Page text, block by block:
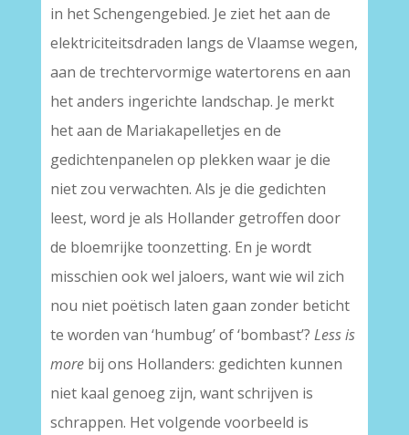
in het Schengengebied. Je ziet het aan de
elektriciteitsdraden langs de Vlaamse wegen,
aan de trechtervormige watertorens en aan
het anders ingerichte landschap. Je merkt
het aan de Mariakapelletjes en de
gedichtenpanelen op plekken waar je die
niet zou verwachten. Als je die gedichten
leest, word je als Hollander getroffen door
de bloemrijke toonzetting. En je wordt
misschien ook wel jaloers, want wie wil zich
nou niet poëtisch laten gaan zonder beticht
te worden van ‘humbug’ of ‘bombast’? Less is
morebij ons Hollanders: gedichten kunnen
niet kaal genoeg zijn, want schrijven is
schrappen. Het volgende voorbeeld is